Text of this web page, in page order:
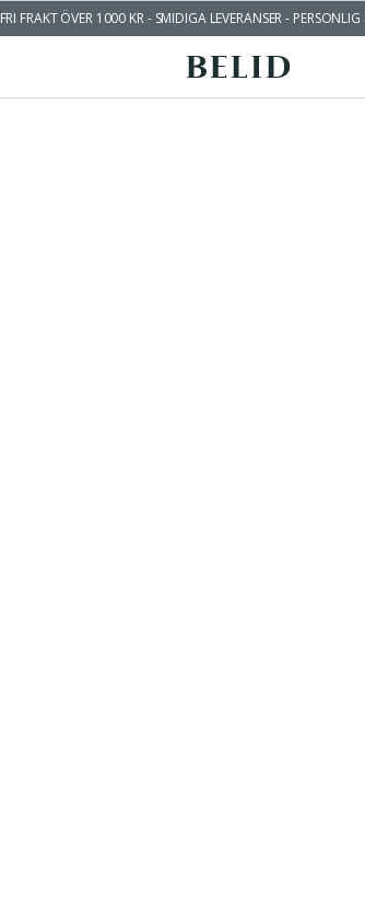
FRI FRAKT ÖVER 1000 KR - SMIDIGA LEVERANSER -